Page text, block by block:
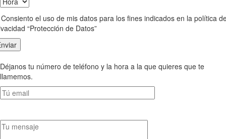
el uso de mis datos para los fines indicados en la política
“Protección de Datos”
Déjanos tu número de teléfono y la hora a la que quieres que te
llamemos.